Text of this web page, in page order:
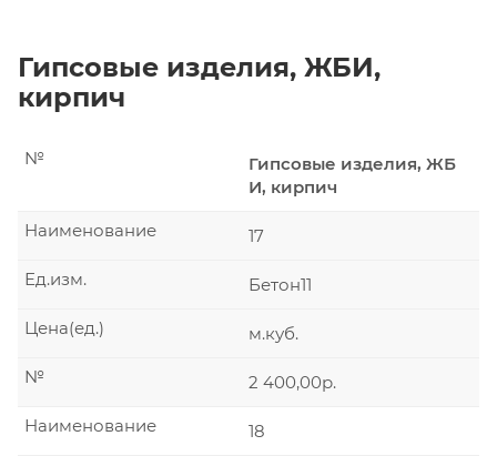
Гипсовые изделия, ЖБИ,
кирпич
Гипсовые изделия, ЖБ
И, кирпич
№
17
Наименование
Бетон11
Ед.изм.
м.куб.
Цена(ед.)
2 400,00р.
№
18
Наименование